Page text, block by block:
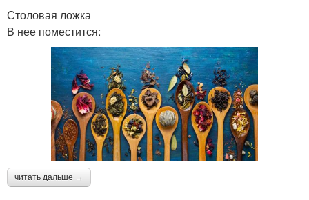
Столовая ложка
В нее поместится:
читать дальше →